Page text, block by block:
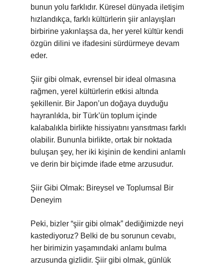
bunun yolu farklıdır. Küresel dünyada iletişim
hızlandıkça, farklı kültürlerin şiir anlayışları
birbirine yakınlaşsa da, her yerel kültür kendi
özgün dilini ve ifadesini sürdürmeye devam
eder.
Şiir gibi olmak, evrensel bir ideal olmasına
rağmen, yerel kültürlerin etkisi altında
şekillenir. Bir Japon’un doğaya duyduğu
hayranlıkla, bir Türk’ün toplum içinde
kalabalıkla birlikte hissiyatını yansıtması farklı
olabilir. Bununla birlikte, ortak bir noktada
buluşan şey, her iki kişinin de kendini anlamlı
ve derin bir biçimde ifade etme arzusudur.
Şiir Gibi Olmak: Bireysel ve Toplumsal Bir
Deneyim
Peki, bizler “şiir gibi olmak” dediğimizde neyi
kastediyoruz? Belki de bu sorunun cevabı,
her birimizin yaşamındaki anlamı bulma
arzusunda gizlidir. Şiir gibi olmak, günlük